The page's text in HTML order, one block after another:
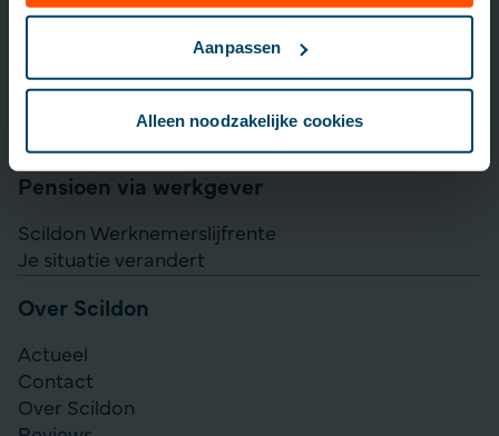
Aanpassen
Alleen noodzakelijke cookies
Scildon Easy B
Direct Ingaande Lijfrente
Pensioen via werkgever
Scildon Werknemerslijfrente
Je situatie verandert
Over Scildon
Actueel
Contact
Over Scildon